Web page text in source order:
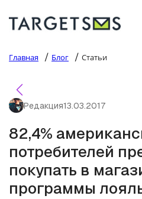
Главная / Блог / Статьи
Редакция13.03.2017
82,4%
потребителей
покупать в
программы